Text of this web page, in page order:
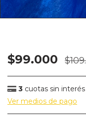
$99.000
3 cuotas sin
Ver medios de pago